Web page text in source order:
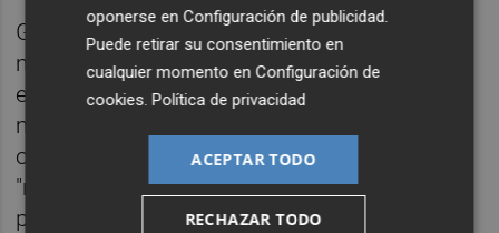
Gascó ha subrayado que la Conselleria
mantiene abierta la negociación, en la que
estaría incluida la propuesta para avanzar en
mejoras salariales. Algo que, durante los
ocho años del Botànic, PSPV y Compromís
"rechazaron hasta cinco veces", ha
puntualizado.
oponerse enConfiguración de publicidad
Puede retirar su consentimiento en
cualquier momento enConfiguración de
cookies .Política de privacidad
ACEPTAR TODO
RECHAZAR TODO